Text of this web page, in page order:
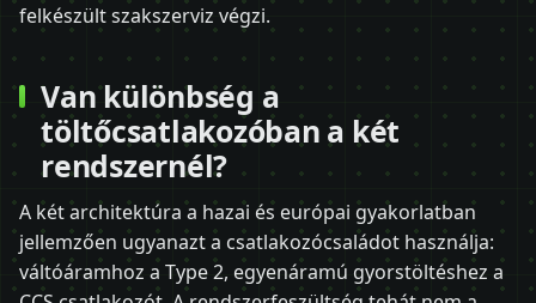
felkészült szakszerviz végzi.
Van különbség a
töltőcsatlakozóban a két
rendszernél?
A két architektúra a hazai és európai gyakorlatban
jellemzően ugyanazt a csatlakozócsaládot használja:
váltóáramhoz a Type 2, egyenáramú gyorstöltéshez a